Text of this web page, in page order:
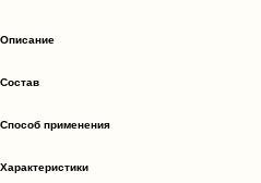
Описание
Состав
Способ применения
Характеристики